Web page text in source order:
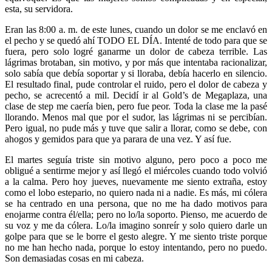
esta, su servidora.
Eran las 8:00 a. m. de este lunes, cuando un dolor se me enclavó en
el pecho y se quedó ahí TODO EL DÍA. Intenté de todo para que se
fuera, pero solo logré ganarme un dolor de cabeza terrible. Las
lágrimas brotaban, sin motivo, y por más que intentaba racionalizar,
solo sabía que debía soportar y si lloraba, debía hacerlo en silencio.
El resultado final, pude controlar el ruido, pero el dolor de cabeza y
pecho, se acrecentó a mil. Decidí ir al Gold’s de Megaplaza, una
clase de step me caería bien, pero fue peor. Toda la clase me la pasé
llorando. Menos mal que por el sudor, las lágrimas ni se percibían.
Pero igual, no pude más y tuve que salir a llorar, como se debe, con
ahogos y gemidos para que ya parara de una vez. Y así fue.
El martes seguía triste sin motivo alguno, pero poco a poco me
obligué a sentirme mejor y así llegó el miércoles cuando todo volvió
a la calma. Pero hoy jueves, nuevamente me siento extraña, estoy
como el lobo estepario, no quiero nada ni a nadie. Es más, mi cólera
se ha centrado en una persona, que no me ha dado motivos para
enojarme contra él/ella; pero no lo/la soporto. Pienso, me acuerdo de
su voz y me da cólera. Lo/la imagino sonreír y solo quiero darle un
golpe para que se le borre el gesto alegre. Y me siento triste porque
no me han hecho nada, porque lo estoy intentando, pero no puedo.
Son demasiadas cosas en mi cabeza.